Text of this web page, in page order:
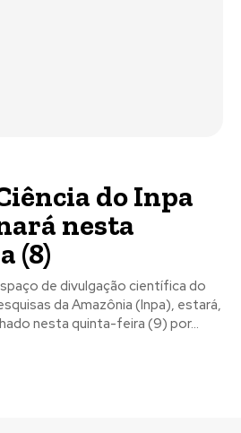
do Inpa
nesta
(8)
de divulgação científica do
da Amazônia (Inpa), estará,
nesta quinta-feira (9) por...